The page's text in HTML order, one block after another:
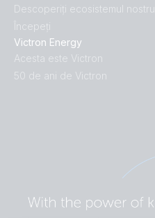
Descoperiți ecosistemul nostru
Începeți
Victron Energy
Acesta este Victron
50 de ani de Victron